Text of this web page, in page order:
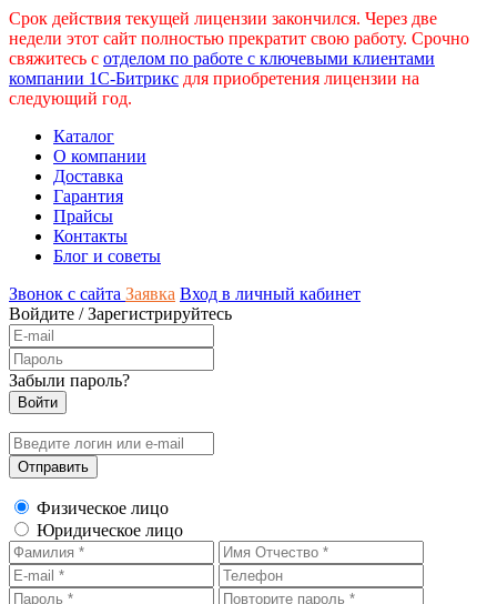
Срок действия текущей лицензии закончился. Через две
недели этот сайт полностью прекратит свою работу. Срочно
свяжитесь с отделом по работе с ключевыми клиентами
компании 1С-Битрикс для приобретения лицензии на
следующий год.
Каталог
О компании
Доставка
Гарантия
Прайсы
Контакты
Блог и советы
Звонок с сайта Заявка Вход в личный кабинет
Войдите /Зарегистрируйтесь
Забыли пароль?
Физическое лицо
Юридическое лицо